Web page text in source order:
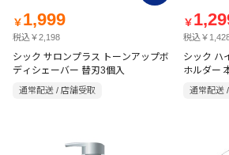
￥ 1,999
税込￥2,198
シック サロンプラス トーンアップボ
ディシェーバー 替刃3個入
通常配送 / 店舗受取
￥
税込￥
シック ハ
ホルダー
通常配送